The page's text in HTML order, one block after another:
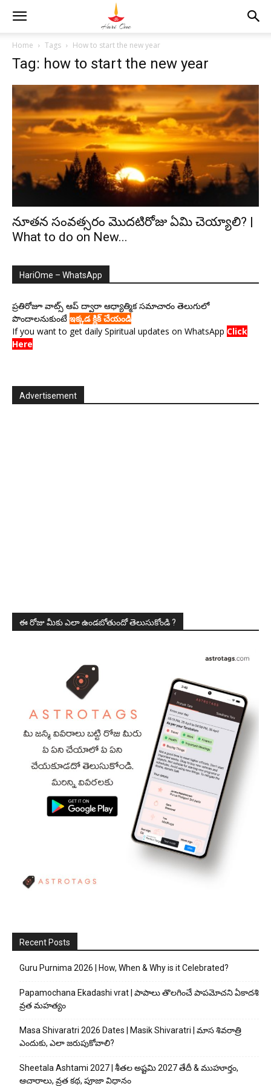
Home Tags How to start the new year
Tag: how to start the new year
నూతన సంవత్సరం మొదటిరోజు ఏమి చెయ్యాలి? |
What to do on New...
HariOme – WhatsApp
ప్రతిరోజూ వాట్స్ ఆప్ ద్వారా ఆధ్యాత్మిక సమాచారం తెలుగులో
పొందాలనుకుంటే ఇక్కడ క్లిక్ చేయండి
If you want to get daily Spiritual updates on WhatsApp Click
Here
Advertisement
ఈ రోజు మీకు ఎలా ఉండబోతుందో తెలుసుకోండి ?
Recent Posts
Guru Purnima 2026 | How, When & Why is it Celebrated?
Papamochana Ekadashi vrat | పాపాలు తొలగించే పాపమోచని ఏకాదశి
వ్రత మహత్యం
Masa Shivaratri 2026 Dates | Masik Shivaratri | మాస శివరాత్రి
ఎందుకు, ఎలా జరుపుకోవాలి?
Sheetala Ashtami 2027 | శీతల అష్టమి 2027 తేదీ & ముహూర్తం,
ఆచారాలు, వ్రత కథ, పూజా విధానం